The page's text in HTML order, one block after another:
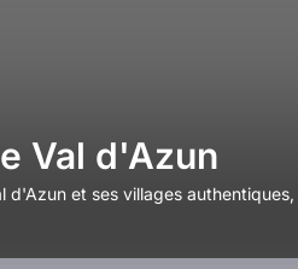
Val d'Azun
d'Azun et ses villages